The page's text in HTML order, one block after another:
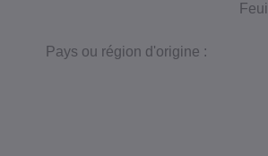
Pays ou région d'origine :